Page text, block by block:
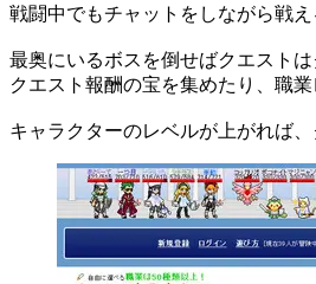
戦闘中でもチャットをしながら戦
最奥にいるボスを倒せばクエストは
クエスト報酬の宝を集めたり、職
キャラクターのレベルが上がれば